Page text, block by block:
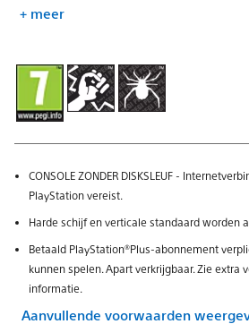
+ meer
CONSOLE ZONDER DISKSLEUF -
PlayStation vereist.
Harde schijf en verticale standaard worden
Betaald PlayStation®Plus-abonnement
kunnen spelen. Apart verkrijgbaar. Zie extra
informatie.
Aanvullende voorwaarden